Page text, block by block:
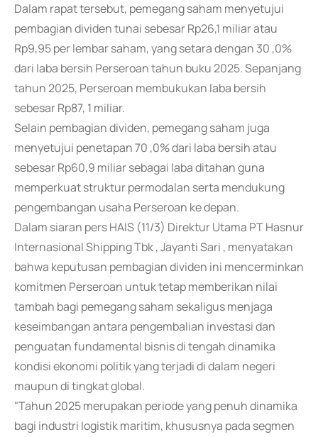
Dalam rapat tersebut, pemegang saham menyetujui
pembagian dividen tunai sebesar Rp26,1 miliar atau
Rp9,95 per lembar saham, yang setara dengan 30 ,0%
dari laba bersih Perseroan tahun buku 2025. Sepanjang
tahun 2025, Perseroan membukukan laba bersih
sebesar Rp87, 1 miliar.
Selain pembagian dividen, pemegang saham juga
menyetujui penetapan 70 ,0% dari laba bersih atau
sebesar Rp60,9 miliar sebagai laba ditahan guna
memperkuat struktur permodalan serta mendukung
pengembangan usaha Perseroan ke depan.
Dalam siaran pers HAIS (11/3) Direktur Utama PT Hasnur
Internasional Shipping Tbk , Jayanti Sari , menyatakan
bahwa keputusan pembagian dividen ini mencerminkan
komitmen Perseroan untuk tetap memberikan nilai
tambah bagi pemegang saham sekaligus menjaga
keseimbangan antara pengembalian investasi dan
penguatan fundamental bisnis di tengah dinamika
kondisi ekonomi politik yang terjadi di dalam negeri
maupun di tingkat global.
"Tahun 2025 merupakan periode yang penuh dinamika
bagi industri logistik maritim, khususnya pada segmen